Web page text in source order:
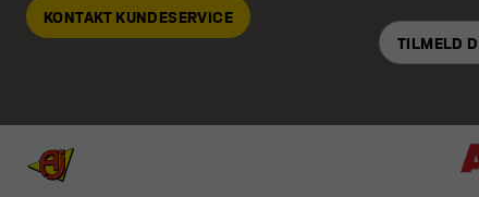
KONTAKT KUNDESERVICE
TILMELD